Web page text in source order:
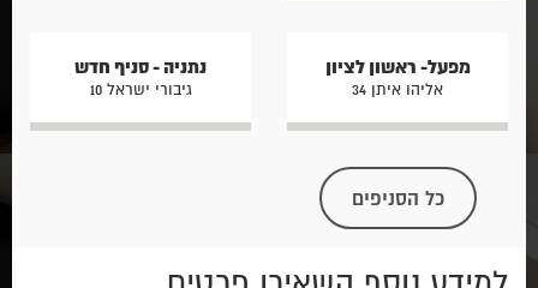
מפעל- ראשון לציון
אליהו איתן 34
נתניה - סניף חדש
גיבורי ישראל 10
כל הסניפים